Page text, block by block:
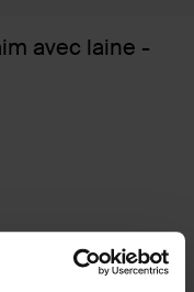
avec laine -